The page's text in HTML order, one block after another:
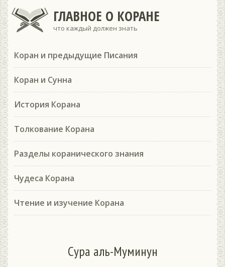
ГЛАВНОЕ О КОРАНЕ
что каждый должен знать
Коран и предыдущие Писания
Коран и Сунна
История Корана
Толкование Корана
Разделы коранического знания
Чудеса Корана
Чтение и изучение Корана
Сура аль-Муминун